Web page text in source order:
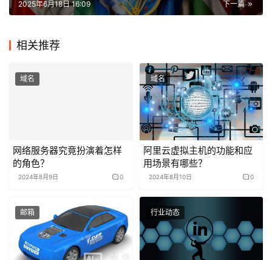
下一篇
2025年6月18日 16:09
相关推荐
域名
网络服务器究竟扮演着怎样
的角色？
2024年8月9日 0
域名
阿里云虚拟主机的功能和应
用场景有哪些？
2024年8月10日 0
邮箱 行业动态